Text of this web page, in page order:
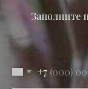
Заполните
+7